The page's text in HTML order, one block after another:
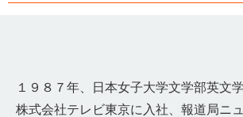
１９８７年、日本女子大学文学部英文
株式会社テレビ東京に入社、報道局ニ